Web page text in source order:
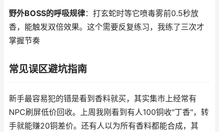
野外BOSS的呼吸规律：打玄蛇时等它喷毒雾前0.5秒放
香，能触发双倍效果。这个需要反复练习，我练了三次才
掌握节奏
常见误区避坑指南
新手最容易犯的错是看到香料就买，其实集市上经常有
NPC刷屏低价回收。上周我刚看到有人100铜收"丁香"，转
手就能赚20铜差价。还有人以为所有香料都能合成，其